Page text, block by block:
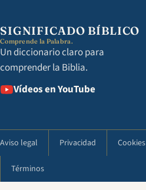
SIGNIFICADO BÍBLICO
Comprende la Palabra.
Un diccionario claro para
comprender la Biblia.
Vídeos en YouTube
Aviso legal Privacidad Cookies
Términos